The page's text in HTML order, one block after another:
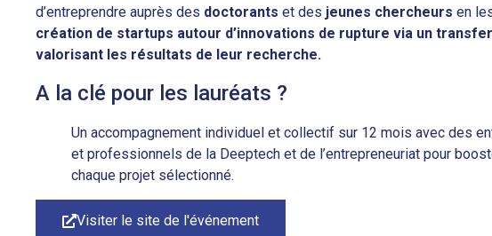
d’entreprendre auprès des doctorants et des jeunes chercheurs en
création de startups autour d’innovations de rupture via un
valorisant les résultats de leur recherche.
A la clé pour les lauréats ?
Un accompagnement individuel et collectif sur 12 mois avec des
et professionnels de la Deeptech et de l’entrepreneuriat pour
chaque projet sélectionné.
Visiter le site de l'événement